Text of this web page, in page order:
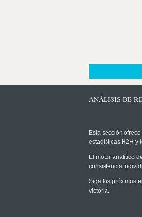
ANÁLISIS DE
Esta sección
estadísticas H2H y
El motor analítico de
consistencia
Siga los próximos
victoria.